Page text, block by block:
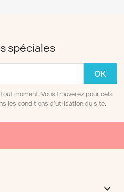
spéciales
moment. Vous trouverez pour cela
les conditions d'utilisation du site.
